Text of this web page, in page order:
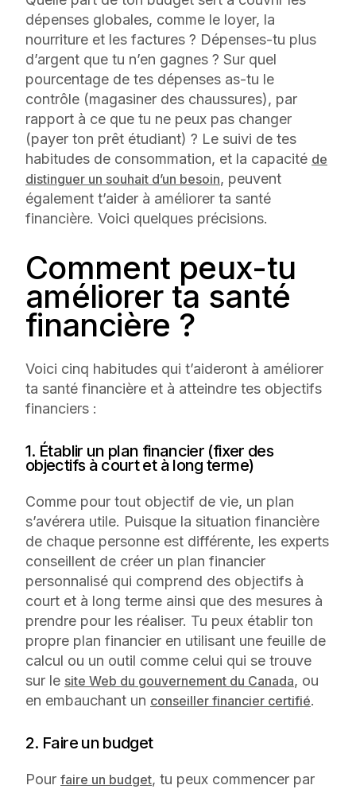
dépenses globales, comme le loyer, la
nourriture et les factures ? Dépenses-tu plus
d’argent que tu n’en gagnes ? Sur quel
pourcentage de tes dépenses as-tu le
contrôle (magasiner des chaussures), par
rapport à ce que tu ne peux pas changer
(payer ton prêt étudiant) ? Le suivi de tes
habitudes de consommation, et la capacité de
distinguer un souhait d’un besoin, peuvent
également t’aider à améliorer ta santé
financière. Voici quelques précisions.
Comment peux-tu
améliorer ta santé
financière ?
Voici cinq habitudes qui t’aideront à améliorer
ta santé financière et à atteindre tes objectifs
financiers :
1. Établir un plan financier (fixer des
objectifs à court et à long terme)
Comme pour tout objectif de vie, un plan
s’avérera utile. Puisque la situation financière
de chaque personne est différente, les experts
conseillent de créer un plan financier
personnalisé qui comprend des objectifs à
court et à long terme ainsi que des mesures à
prendre pour les réaliser. Tu peux établir ton
propre plan financier en utilisant une feuille de
calcul ou un outil comme celui qui se trouve
sur le site Web du gouvernement du Canada, ou
en embauchant un conseiller financier certifié.
2. Faire un budget
Pour faire un budget, tu peux commencer par